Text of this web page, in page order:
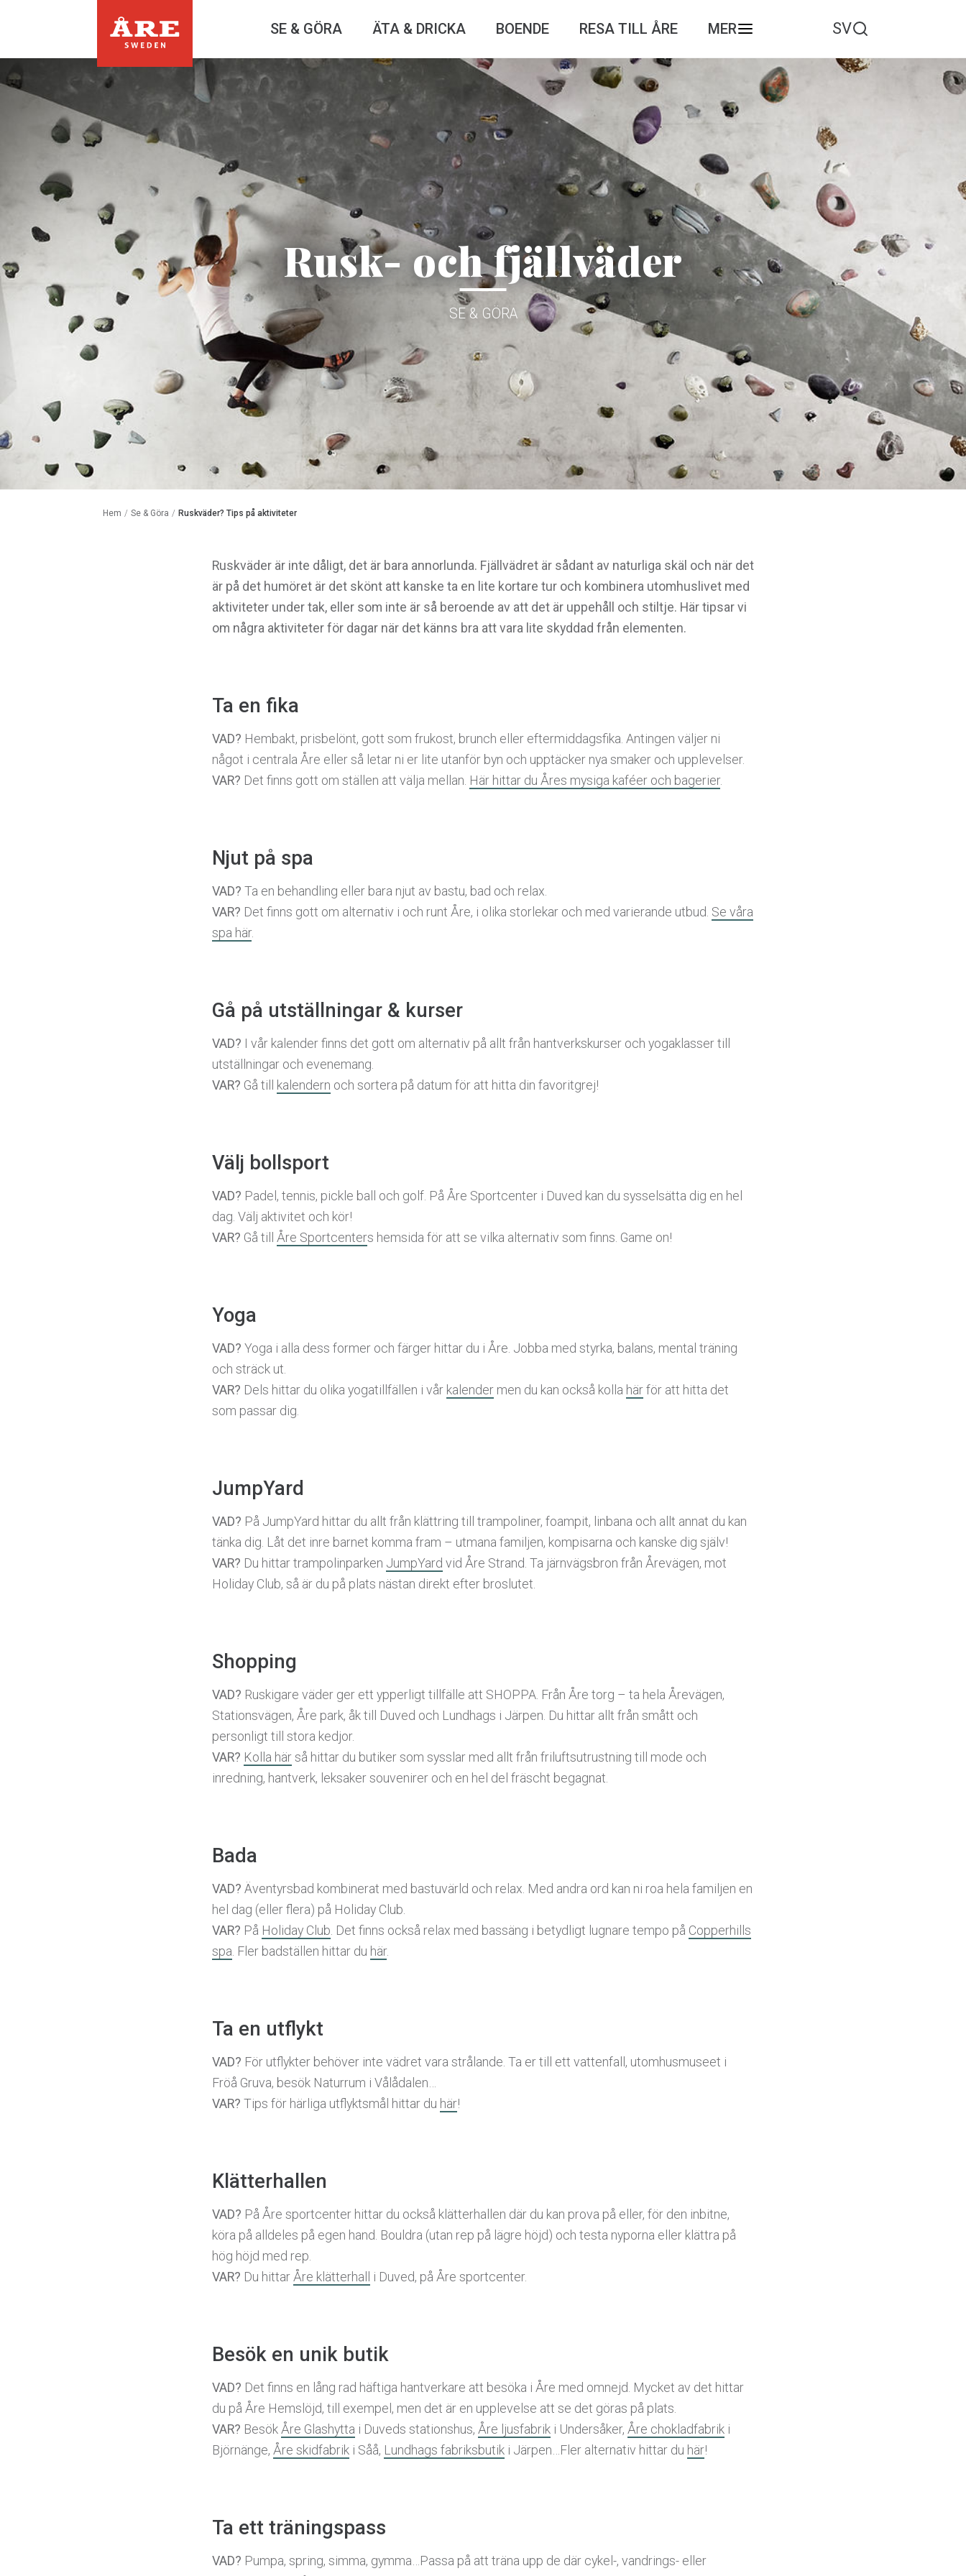
SE & GÖRA ÄTA & DRICKA BOENDE RESA TILL ÅRE MER SV
Rusk- och fjällväder
SE & GÖRA
Hem / Se & Göra / Ruskväder? Tips på aktiviteter
Ruskväder är inte dåligt, det är bara annorlunda. Fjällvädret är sådant av naturliga skäl och när det
är på det humöret är det skönt att kanske ta en lite kortare tur och kombinera utomhuslivet med
aktiviteter under tak, eller som inte är så beroende av att det är uppehåll och stiltje. Här tipsar vi
om några aktiviteter för dagar när det känns bra att vara lite skyddad från elementen.
Ta en fika
VAD? Hembakt, prisbelönt, gott som frukost, brunch eller eftermiddagsfika. Antingen väljer ni
något i centrala Åre eller så letar ni er lite utanför byn och upptäcker nya smaker och upplevelser.
VAR? Det finns gott om ställen att välja mellan. Här hittar du Åres mysiga kaféer och bagerier.
Njut på spa
VAD? Ta en behandling eller bara njut av bastu, bad och relax.
VAR? Det finns gott om alternativ i och runt Åre, i olika storlekar och med varierande utbud. Se våra
spa här.
Gå på utställningar & kurser
VAD? I vår kalender finns det gott om alternativ på allt från hantverkskurser och yogaklasser till
utställningar och evenemang.
VAR? Gå till kalendern och sortera på datum för att hitta din favoritgrej!
Välj bollsport
VAD? Padel, tennis, pickle ball och golf. På Åre Sportcenter i Duved kan du sysselsätta dig en hel
dag. Välj aktivitet och kör!
VAR? Gå till Åre Sportcenters hemsida för att se vilka alternativ som finns. Game on!
Yoga
VAD? Yoga i alla dess former och färger hittar du i Åre. Jobba med styrka, balans, mental träning
och sträck ut.
VAR? Dels hittar du olika yogatillfällen i vår kalender men du kan också kolla härför att hitta det
som passar dig.
JumpYard
VAD? På JumpYard hittar du allt från klättring till trampoliner, foampit, linbana och allt annat du kan
tänka dig. Låt det inre barnet komma fram – utmana familjen, kompisarna och kanske dig själv!
VAR? Du hittar trampolinparken JumpYard vid Åre Strand. Ta järnvägsbron från Årevägen, mot
Holiday Club, så är du på plats nästan direkt efter broslutet.
Shopping
VAD? Ruskigare väder ger ett ypperligt tillfälle att SHOPPA. Från Åre torg – ta hela Årevägen,
Stationsvägen, Åre park, åk till Duved och Lundhags i Järpen. Du hittar allt från smått och
personligt till stora kedjor.
VAR? Kolla härså hittar du butiker som sysslar med allt från friluftsutrustning till mode och
inredning, hantverk, leksaker souvenirer och en hel del fräscht begagnat.
Bada
VAD? Äventyrsbad kombinerat med bastuvärld och relax. Med andra ord kan ni roa hela familjen en
hel dag (eller flera) på Holiday Club.
VAR? På Holiday Club . Det finns också relax med bassäng i betydligt lugnare tempo på Copperhills
spa . Fler badställen hittar du här.
Ta en utflykt
VAD? För utflykter behöver inte vädret vara strålande. Ta er till ett vattenfall, utomhusmuseet i
Fröå Gruva, besök Naturrum i Vålådalen…
VAR? Tips för härliga utflyktsmål hittar du här!
Klätterhallen
VAD? På Åre sportcenter hittar du också klätterhallen där du kan prova på eller, för den inbitne,
köra på alldeles på egen hand. Bouldra (utan rep på lägre höjd) och testa nyporna eller klättra på
hög höjd med rep.
VAR? Du hittar Åre klätterhall i Duved, på Åre sportcenter.
Besök en unik butik
VAD? Det finns en lång rad häftiga hantverkare att besöka i Åre med omnejd. Mycket av det hittar
du på Åre Hemslöjd, till exempel, men det är en upplevelse att se det göras på plats.
VAR? Besök Åre Glashytta i Duveds stationshus, Åre ljusfabrik i Undersåker, Åre chokladfabrik i
Björnänge, Åre skidfabrik i Såå, Lundhags fabriksbutik i Järpen…Fler alternativ hittar du här!
Ta ett träningspass
VAD? Pumpa, spring, simma, gymma…Passa på att träna upp de där cykel-, vandrings- eller